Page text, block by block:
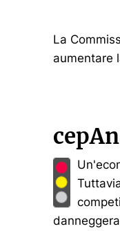
La
aumentare